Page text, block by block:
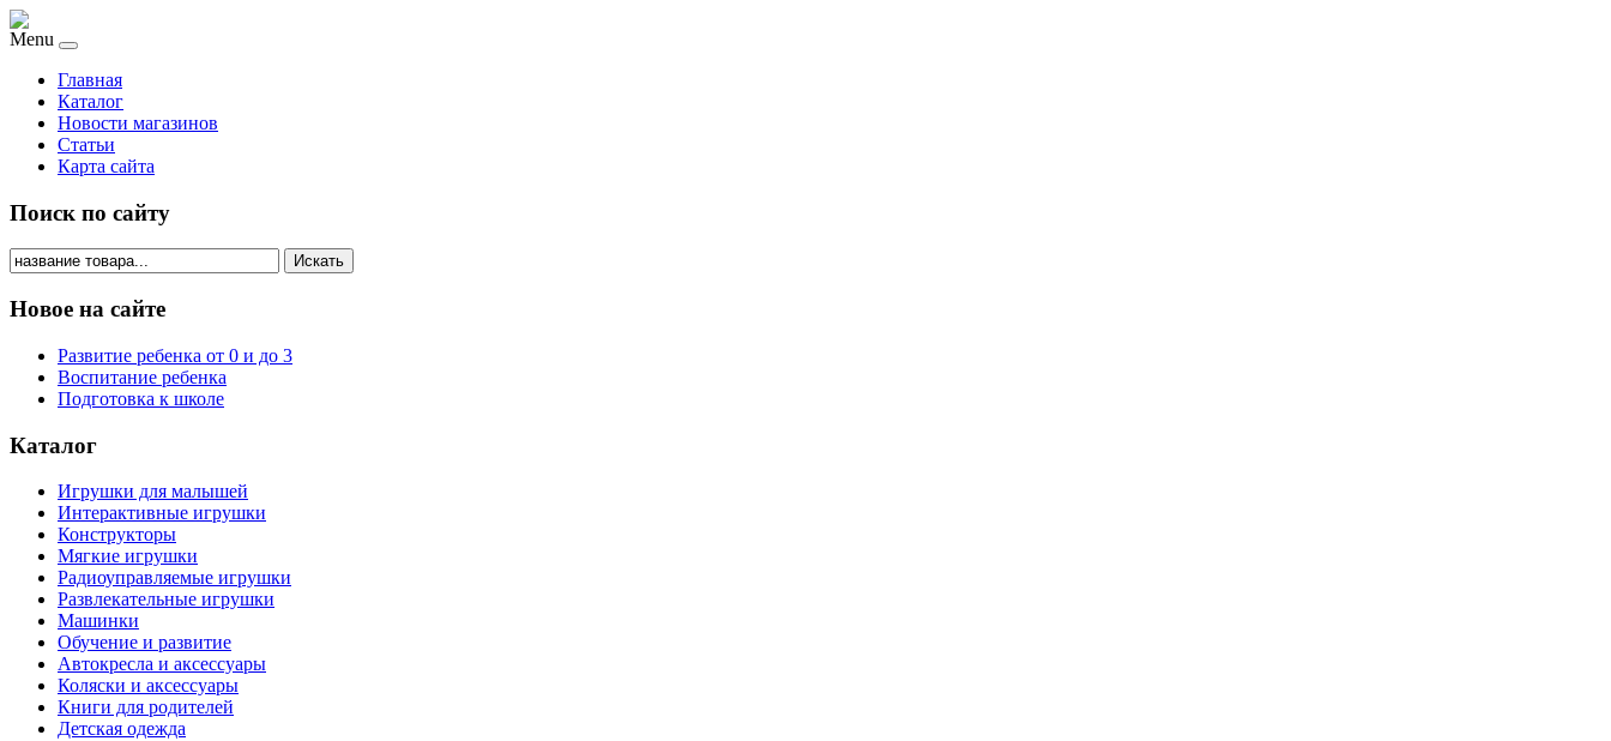
Menu
Главная
Каталог
Новости магазинов
Статьи
Карта сайта
Поиск по сайту
Искать
Новое на сайте
Развитие ребенка от 0 и до 3
Воспитание ребенка
Подготовка к школе
Каталог
Игрушки для малышей
Интерактивные игрушки
Конструкторы
Мягкие игрушки
Радиоуправляемые игрушки
Развлекательные игрушки
Машинки
Обучение и развитие
Автокресла и аксессуары
Коляски и аксессуары
Книги для родителей
Детская одежда